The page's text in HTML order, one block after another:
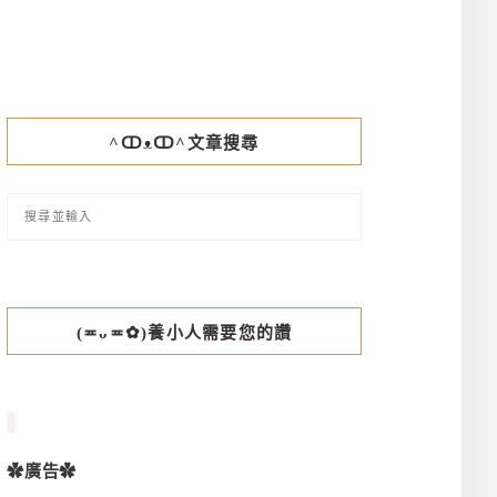
^ↀᴥↀ^文章搜尋
(≖ᴗ≖✿)養小人需要您的讚
✿廣告✿